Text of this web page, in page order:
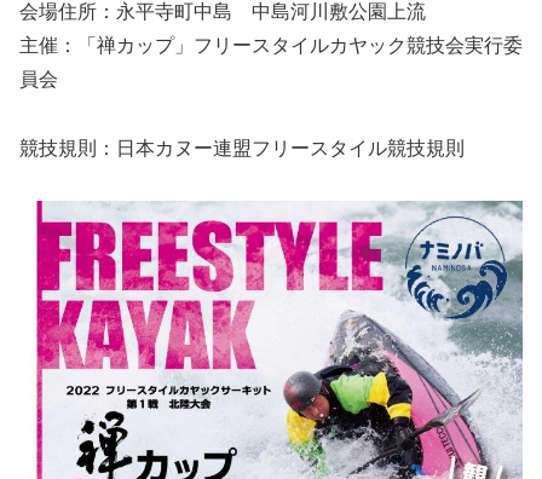
会場住所：永平寺町中島 中島河川敷公園上流
主催：「禅カップ」フリースタイルカヤック競技会実行委
員会
競技規則：日本カヌー連盟フリースタイル競技規則